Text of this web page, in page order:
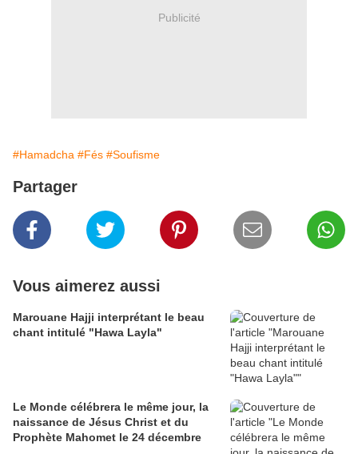
Publicité
#Hamadcha #Fés #Soufisme
Partager
Vous aimerez aussi
Marouane Hajji interprétant le beau
chant intitulé "Hawa Layla"
Le Monde célébrera le même jour, la
naissance de Jésus Christ et du
Prophète Mahomet le 24 décembre